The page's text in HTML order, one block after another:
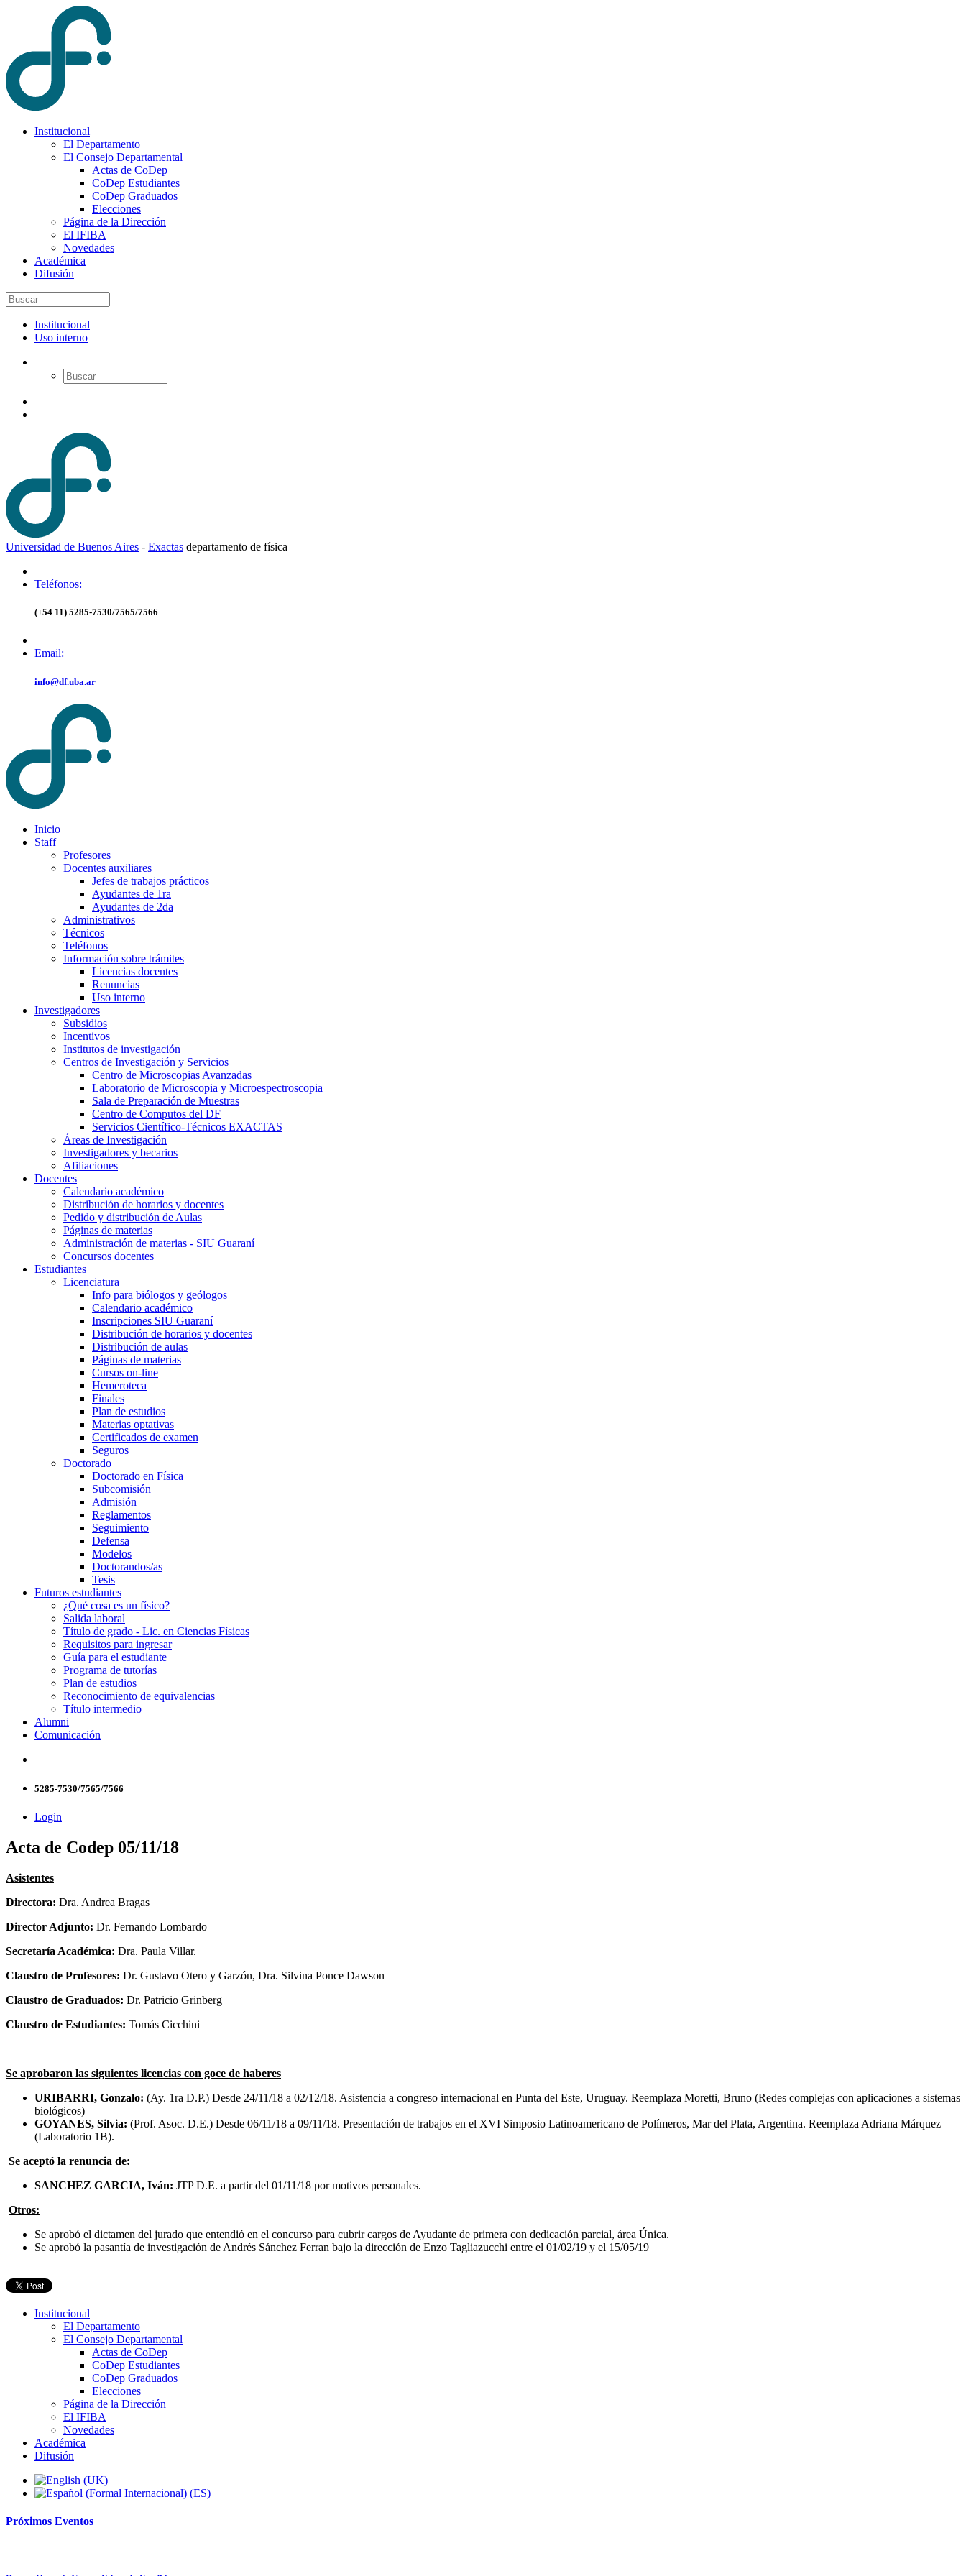
Institucional
El Departamento
El Consejo Departamental
Actas de CoDep
CoDep Estudiantes
CoDep Graduados
Elecciones
Página de la Dirección
El IFIBA
Novedades
Académica
Difusión
Institucional
Uso interno
Universidad de Buenos Aires - Exactas departamento de física
Teléfonos:
(+54 11) 5285-7530/7565/7566
Email:
info@df.uba.ar
Inicio
Staff
Profesores
Docentes auxiliares
Jefes de trabajos prácticos
Ayudantes de 1ra
Ayudantes de 2da
Administrativos
Técnicos
Teléfonos
Información sobre trámites
Licencias docentes
Renuncias
Uso interno
Investigadores
Subsidios
Incentivos
Institutos de investigación
Centros de Investigación y Servicios
Centro de Microscopias Avanzadas
Laboratorio de Microscopia y Microespectroscopia
Sala de Preparación de Muestras
Centro de Computos del DF
Servicios Científico-Técnicos EXACTAS
Áreas de Investigación
Investigadores y becarios
Afiliaciones
Docentes
Calendario académico
Distribución de horarios y docentes
Pedido y distribución de Aulas
Páginas de materias
Administración de materias - SIU Guaraní
Concursos docentes
Estudiantes
Licenciatura
Info para biólogos y geólogos
Calendario académico
Inscripciones SIU Guaraní
Distribución de horarios y docentes
Distribución de aulas
Páginas de materias
Cursos on-line
Hemeroteca
Finales
Plan de estudios
Materias optativas
Certificados de examen
Seguros
Doctorado
Doctorado en Física
Subcomisión
Admisión
Reglamentos
Seguimiento
Defensa
Modelos
Doctorandos/as
Tesis
Futuros estudiantes
¿Qué cosa es un físico?
Salida laboral
Título de grado - Lic. en Ciencias Físicas
Requisitos para ingresar
Guía para el estudiante
Programa de tutorías
Plan de estudios
Reconocimiento de equivalencias
Título intermedio
Alumni
Comunicación
5285-7530/7565/7566
Login
Acta de Codep 05/11/18
Asistentes
Directora: Dra. Andrea Bragas
Director Adjunto: Dr. Fernando Lombardo
Secretaría Académica: Dra. Paula Villar.
Claustro de Profesores: Dr. Gustavo Otero y Garzón, Dra. Silvina Ponce Dawson
Claustro de Graduados: Dr. Patricio Grinberg
Claustro de Estudiantes: Tomás Cicchini
Se aprobaron las siguientes licencias con goce de haberes
URIBARRI, Gonzalo: (Ay. 1ra D.P.) Desde 24/11/18 a 02/12/18. Asistencia a congreso internacional en Punta del Este, Uruguay. Reemplaza Moretti, Bruno (Redes complejas con aplicaciones a sistemas
biológicos)
GOYANES, Silvia: (Prof. Asoc. D.E.) Desde 06/11/18 a 09/11/18. Presentación de trabajos en el XVI Simposio Latinoamericano de Polímeros, Mar del Plata, Argentina. Reemplaza Adriana Márquez
(Laboratorio 1B).
Se aceptó la renuncia de:
SANCHEZ GARCIA, Iván: JTP D.E. a partir del 01/11/18 por motivos personales.
Otros:
Se aprobó el dictamen del jurado que entendió en el concurso para cubrir cargos de Ayudante de primera con dedicación parcial, área Única.
Se aprobó la pasantía de investigación de Andrés Sánchez Ferran bajo la dirección de Enzo Tagliazucchi entre el 01/02/19 y el 15/05/19
Institucional
El Departamento
El Consejo Departamental
Actas de CoDep
CoDep Estudiantes
CoDep Graduados
Elecciones
Página de la Dirección
El IFIBA
Novedades
Académica
Difusión
Próximos Eventos